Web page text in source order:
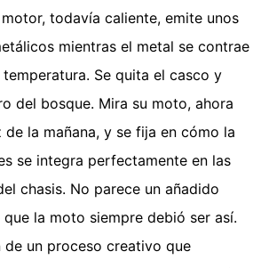
todavía caliente, emite unos
mientras el metal se contrae
Se quita el casco y
del bosque. Mira su moto, ahora
la mañana, y se fija en cómo la
se integra perfectamente en las
chasis. No parece un añadido
la moto siempre debió ser así.
de un proceso creativo que